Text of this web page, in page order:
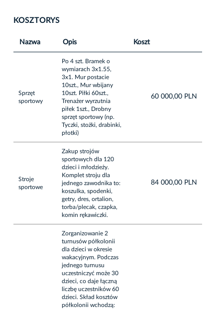
KOSZTORYS
Nazwa Opis Koszt
Sprzęt
sportowy
Po 4 szt. Bramek o
wymiarach 3x1.55,
3x1. Mur postacie
10szt., Mur wbijany
10szt. Piłki 60szt.,
Trenażer wyrzutnia
piłek 1szt., Drobny
sprzęt sportowy (np.
Tyczki, stożki, drabinki,
płotki)
60 000,00 PLN
Stroje
sportowe
Zakup strojów
sportowych dla 120
dzieci i młodzieży.
Komplet stroju dla
jednego zawodnika to:
koszulka, spodenki,
getry, dres, ortalion,
torba/plecak, czapka,
komin rękawiczki.
84 000,00 PLN
Zorganizowanie 2
turnusów półkolonii
dla dzieci w okresie
wakacyjnym. Podczas
jednego turnusu
uczestniczyć może 30
dzieci, co daje łączną
liczbę uczestników 60
dzieci. Skład kosztów
półkolonii wchodzą: